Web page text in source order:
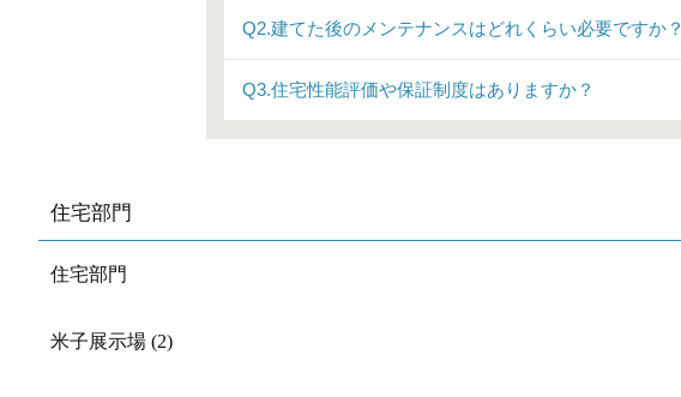
Q2.建てた後のメンテナンスはどれくらい必要ですか？
Q3.住宅性能評価や保証制度はありますか？
住宅部門
住宅部門
米子展示場 (2)